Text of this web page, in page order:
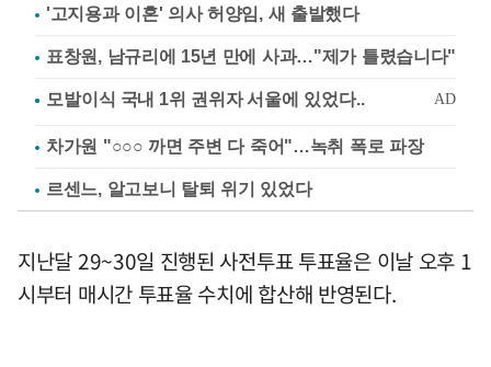
'고지용과 이혼' 의사 허양임, 새 출발했다
표창원, 남규리에 15년 만에 사과…"제가 틀렸습니다"
차가원 "○○○ 까면 주변 다 죽어"…녹취 폭로 파장
르센느, 알고보니 탈퇴 위기 있었다
지난달 29~30일 진행된 사전투표 투표율은 이날 오후 1
시부터 매시간 투표율 수치에 합산해 반영된다.